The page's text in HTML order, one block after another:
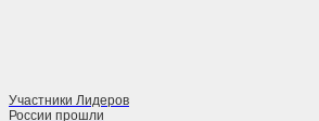
Участники Лидеров
России прошли